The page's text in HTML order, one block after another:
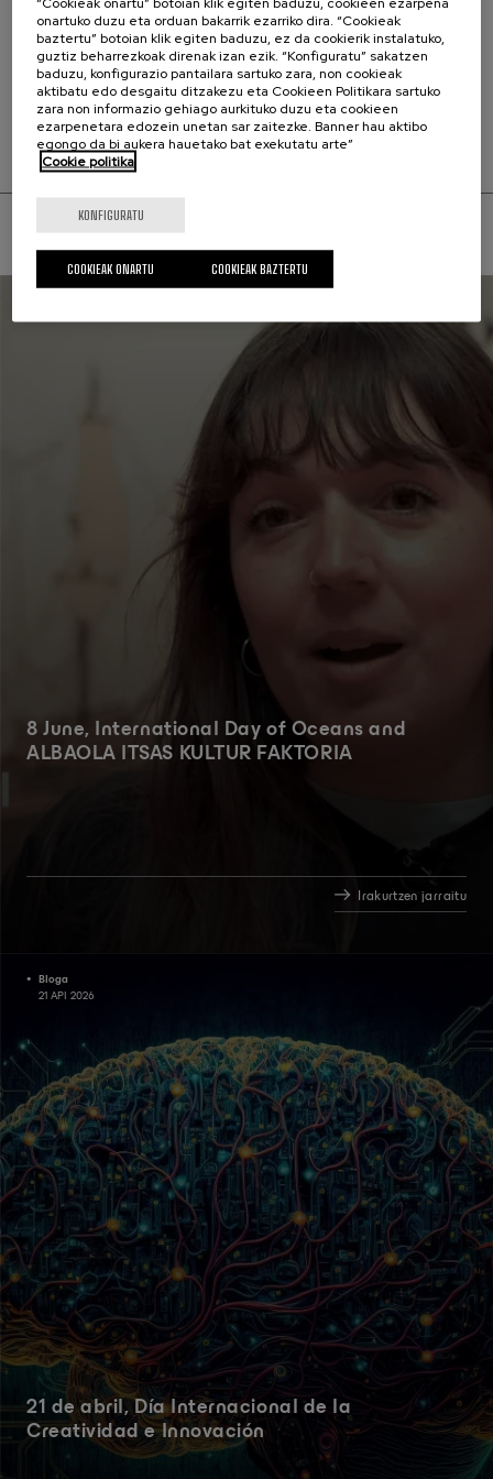
YouTube de Euskampus Fundazioa.
PARTEKATU
GAIARI BURUZKO ALBISTEAK
8 June, International Day of Oceans and
ALBAOLA ITSAS KULTUR FAKTORIA
Irakurtzen jarraitu
Bloga
21 API 2026
21 de abril, Día Internacional de la
Creatividad e Innovación
onartuko duzu eta orduan bakarrik ezarriko dira. “Cookieak
baztertu” botoian klik egiten baduzu, ez da cookierik instalatuko,
guztiz beharrezkoak direnak izan ezik. “Konfiguratu” sakatzen
baduzu, konfigurazio pantailara sartuko zara, non cookieak
aktibatu edo desgaitu ditzakezu eta Cookieen Politikara sartuko
zara non informazio gehiago aurkituko duzu eta cookieen
ezarpenetara edozein unetan sar zaitezke. Banner hau aktibo
egongo da bi aukera hauetako bat exekutatu arte”
Cookie politika
KONFIGURATU
COOKIEAK BAZTERTU
COOKIEAK ONARTU